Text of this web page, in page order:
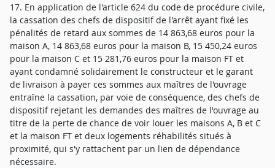
17. En application de l'article 624 du code de procédure civile,
la cassation des chefs de dispositif de l'arrêt ayant fixé les
pénalités de retard aux sommes de 14 863,68 euros pour la
maison A, 14 863,68 euros pour la maison B, 15 450,24 euros
pour la maison C et 15 281,76 euros pour la maison FT et
ayant condamné solidairement le constructeur et le garant
de livraison à payer ces sommes aux maîtres de l'ouvrage
entraîne la cassation, par voie de conséquence, des chefs de
dispositif rejetant les demandes des maîtres de l'ouvrage au
titre de la perte de chance de voir louer les maisons A, B et C
et la maison FT et deux logements réhabilités situés à
proximité, qui s'y rattachent par un lien de dépendance
nécessaire.